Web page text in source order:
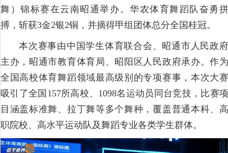
舞）锦标赛在云南昭通举办。华农体育舞蹈队奋勇拼
搏，斩获3金2银2铜，并摘得甲组团体总分全国桂冠。
本次赛事由中国学生体育联合会、昭通市人民政府
主办，昭通市教育体育局、昭阳区人民政府承办。作为
全国高校体育舞蹈领域最高级别的专项赛事，本次大赛
吸引了全国157所高校、1098名运动员同台竞技，比赛项
目涵盖标准舞、拉丁舞等多个舞种，覆盖普通本科、高
职院校、高水平运动队及舞蹈专业各类学生群体。